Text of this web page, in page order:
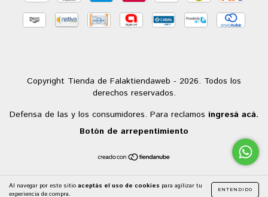
Al navegar por este sitio aceptás el uso de cookies para agilizar tu
experiencia de compra.
ENTENDIDO
Copyright Tienda de Falaktiendaweb - 2026. Todos los
derechos reservados.
Defensa de las y los consumidores. Para reclamos ingresá acá.
Botón de arrepentimiento